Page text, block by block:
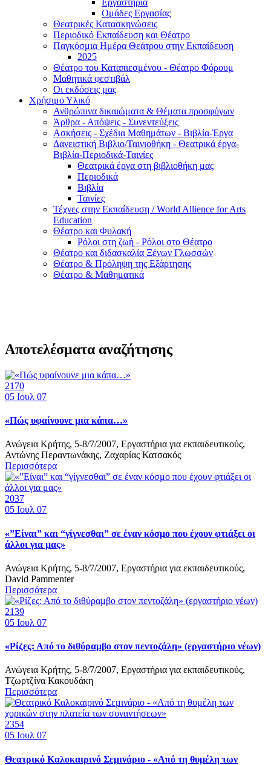
Εργαστήρια
Ομάδες Εργασίας
Θεατρικές Κατασκηνώσεις
Περιοδικό Εκπαίδευση και Θέατρο
Παγκόσμια Ημέρα Θεάτρου στην Εκπαίδευση
2025
Θέατρο του Καταπιεσμένου - Θέατρο Φόρουμ
Μαθητικά φεστιβάλ
Οι εκδόσεις μας
Χρήσιμο Υλικό
Ανθρώπινα δικαιώματα & Θέματα προσφύγων
Άρθρα - Απόψεις - Συνεντεύξεις
Ασκήσεις - Σχέδια Μαθημάτων - Βιβλία-Έργα
Δανειστική Βιβλιο/Ταινιοθήκη - Θεατρικά έργα-
Βιβλία-Περιοδικά-Ταινίες
Θεατρικά έργα στη βιβλιοθήκη μας
Περιοδικά
Βιβλία
Ταινίες
Τέχνες στην Εκπαίδευση / World Allience for Arts
Education
Θέατρο και Φυλακή
Ρόλοι στη ζωή - Ρόλοι στο Θέατρο
Θέατρο και διδασκαλία Ξένων Γλωσσών
Θέατρο & Πρόληψη της Εξάρτησης
Θέατρο & Μαθηματικά
Αποτελέσματα αναζήτησης
2170
05 Ιουλ 07
«Πώς υφαίνουνε μια κάπα…»
Ανώγεια Κρήτης, 5-8/7/2007, Εργαστήρια για εκπαιδευτικούς,
Αντώνης Περαντωνάκης, Ζαχαρίας Κατσακός
Περισσότερα
2037
05 Ιουλ 07
«”Eίναι” και “γίγνεσθαι” σε έναν κόσμο που έχουν φτιάξει οι
άλλοι για μας»
Ανώγεια Κρήτης, 5-8/7/2007, Εργαστήρια για εκπαιδευτικούς,
David Pammenter
Περισσότερα
2139
05 Ιουλ 07
«Ρίζες: Από το διθύραμβο στον πεντοζάλη» (εργαστήριο νέων)
Ανώγεια Κρήτης, 5-8/7/2007, Εργαστήρια για εκπαιδευτικούς,
Τζωρτζίνα Κακουδάκη
Περισσότερα
2354
05 Ιουλ 07
Θεατρικό Καλοκαιρινό Σεμινάριο - «Από τη θυμέλη των